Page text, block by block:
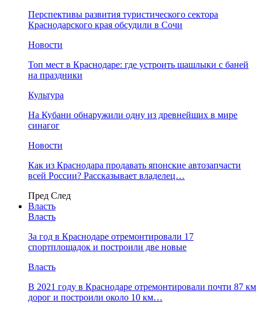
Перспективы развития туристического сектора
Краснодарского края обсудили в Сочи
Новости
Топ мест в Краснодаре: где устроить шашлыки с баней
на праздники
Культура
На Кубани обнаружили одну из древнейших в мире
синагог
Новости
Как из Краснодара продавать японские автозапчасти
всей России? Рассказывает владелец…
Пред След
Власть
Власть
За год в Краснодаре отремонтировали 17
спортплощадок и построили две новые
Власть
В 2021 году в Краснодаре отремонтировали почти 87 км
дорог и построили около 10 км…